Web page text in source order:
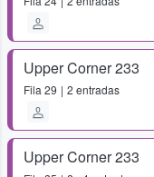
Upper Corner 233
Fila 29 2 entradas
Upper Corner 233